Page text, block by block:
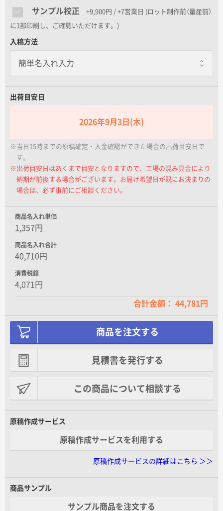
よくあるご質問
名入れグループサイト
サンプル校正 +9,900円 / +7営業日 (ロット制作前（量産前）
に1部印刷し、ご確認いただけます。)
入稿方法
出荷目安日
2026年9月3日(木)
※当日15時までの原稿確定・入金確認ができた場合の出荷目安日で
す。
※出荷目安日はあくまで目安となりますので、工場の混み具合により
納期が前後する場合がございます。お届け希望日が既にお決まりの
場合は、必ず事前にご相談ください。
商品名入れ単価
1,357円
商品名入れ合計
40,710円
消費税額
4,071円
合計金額： 44,781円
商品を注文する
見積書を発行する
この商品について相談する
原稿作成サービス
原稿作成サービスを利用する
原稿作成サービスの詳細はこちら ＞＞
商品サンプル
サンプル商品を注文する